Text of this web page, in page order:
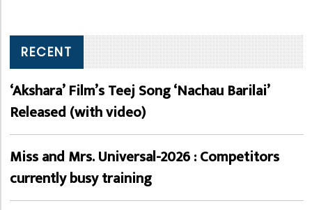
RECENT
‘Akshara’ Film’s Teej Song ‘Nachau Barilai’
Released (with video)
Miss and Mrs. Universal-2026 : Competitors
currently busy training